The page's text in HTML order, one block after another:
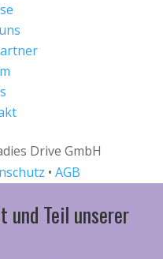
Drive GmbH
• AGB
und Teil unserer